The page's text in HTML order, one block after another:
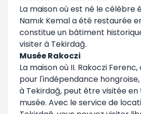
La maison où est né le célèbre
Namık Kemal a été restaurée
constitue un bâtiment
visiter à Tekirdağ.
Musée Rakoczi
La maison où II. Rakoczi
pour l'indépendance
à Tekirdağ, peut être visitée
musée. Avec le service de